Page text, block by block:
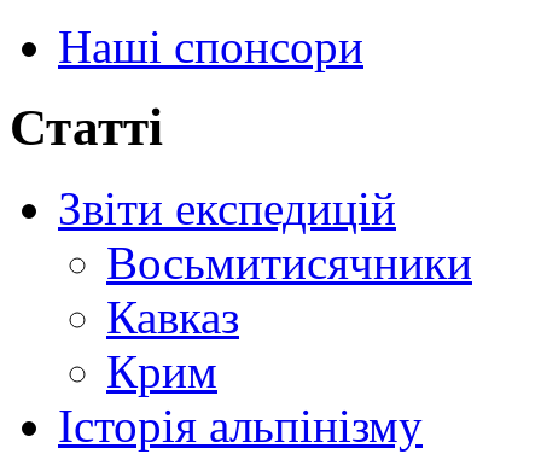
Наші спонсори
Статті
Звіти експедицій
Восьмитисячники
Кавказ
Крим
Історія альпінізму